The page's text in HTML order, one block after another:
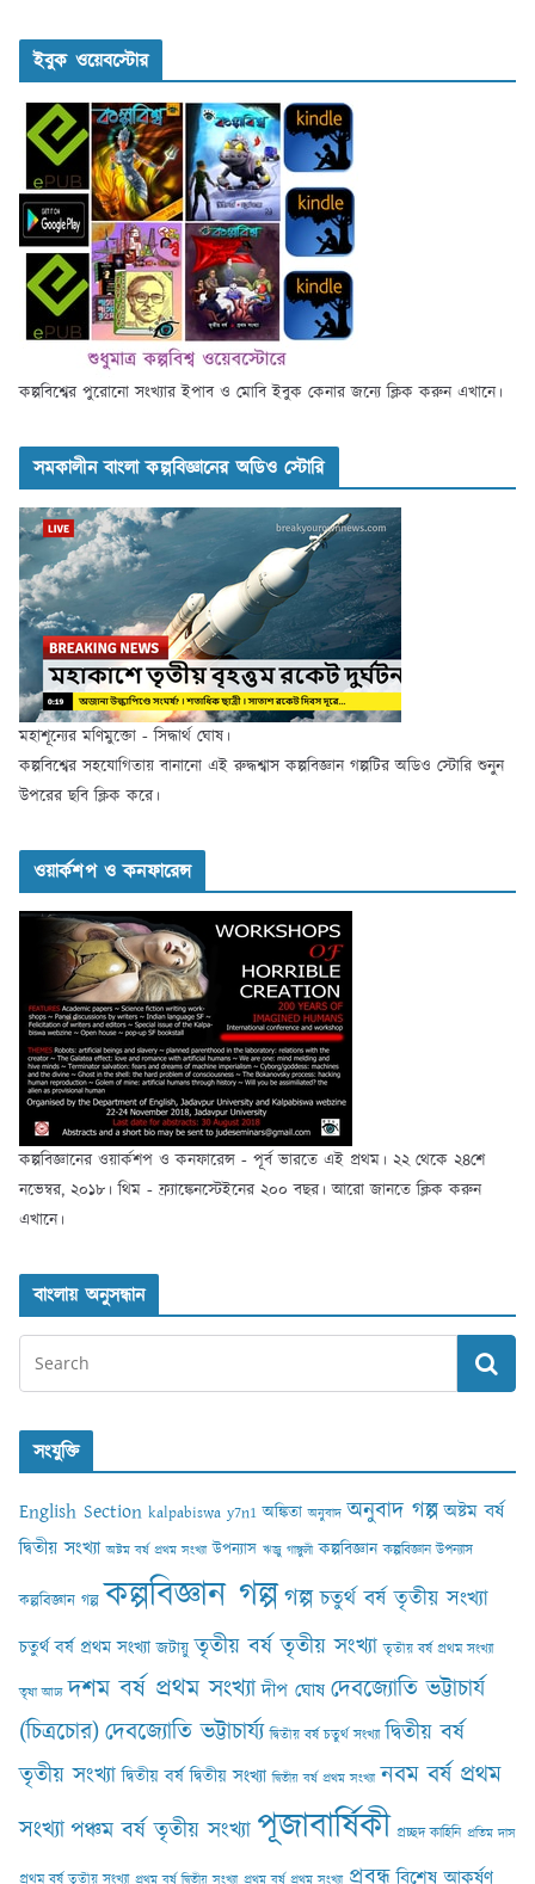
ইবুক ওয়েবস্টোর
কল্পবিশ্বের পুরোনো সংখ্যার ইপাব ও মোবি ইবুক কেনার জন্যে ক্লিক করুন এখানে।
সমকালীন বাংলা কল্পবিজ্ঞানের অডিও স্টোরি
মহাশূন্যের মণিমুক্তো - সিদ্ধার্থ ঘোষ।
কল্পবিশ্বের সহযোগিতায় বানানো এই রুদ্ধশ্বাস কল্পবিজ্ঞান গল্পটির অডিও স্টোরি শুনুন
উপরের ছবি ক্লিক করে।
ওয়ার্কশপ ও কনফারেন্স
কল্পবিজ্ঞানের ওয়ার্কশপ ও কনফারেন্স - পূর্ব ভারতে এই প্রথম। ২২ থেকে ২৪শে
নভেম্বর, ২০১৮। থিম - ফ্র্যাঙ্কেনস্টেইনের ২০০ বছর। আরো জানতে ক্লিক করুন
এখানে।
বাংলায় অনুসন্ধান
সংযুক্তি
English Section kalpabiswa y7n1 অঙ্কিতা অনুবাদ অনুবাদ গল্প অষ্টম বর্ষ
দ্বিতীয় সংখ্যা অষ্টম বর্ষ প্রথম সংখ্যা উপন্যাস ঋজু গাঙ্গুলী কল্পবিজ্ঞান কল্পবিজ্ঞান উপন্যাস
কল্পবিজ্ঞান গল্প কল্পবিজ্ঞান গল্পগল্প চতুর্থ বর্ষ তৃতীয় সংখ্যা
চতুর্থ বর্ষ প্রথম সংখ্যা জটায়ু তৃতীয় বর্ষ তৃতীয় সংখ্যা তৃতীয় বর্ষ প্রথম সংখ্যা
তৃষা আঢ‍্য দশম বর্ষ প্রথম সংখ্যা দীপ ঘোষ দেবজ্যোতি ভট্টাচার্য
(চিত্রচোর)দেবজ্যোতি ভট্টাচার্য্য দ্বিতীয় বর্ষ চতুর্থ সংখ্যা দ্বিতীয় বর্ষ
তৃতীয় সংখ্যা দ্বিতীয় বর্ষ দ্বিতীয় সংখ্যা দ্বিতীয় বর্ষ প্রথম সংখ্যা নবম বর্ষ প্রথম
সংখ্যাপঞ্চম বর্ষ তৃতীয় সংখ্যা পূজাবার্ষিকী প্রচ্ছদ কাহিনি প্রতিম দাস
প্রথম বর্ষ প্রথম সংখ্যা বিশেষ আকর্ষণ